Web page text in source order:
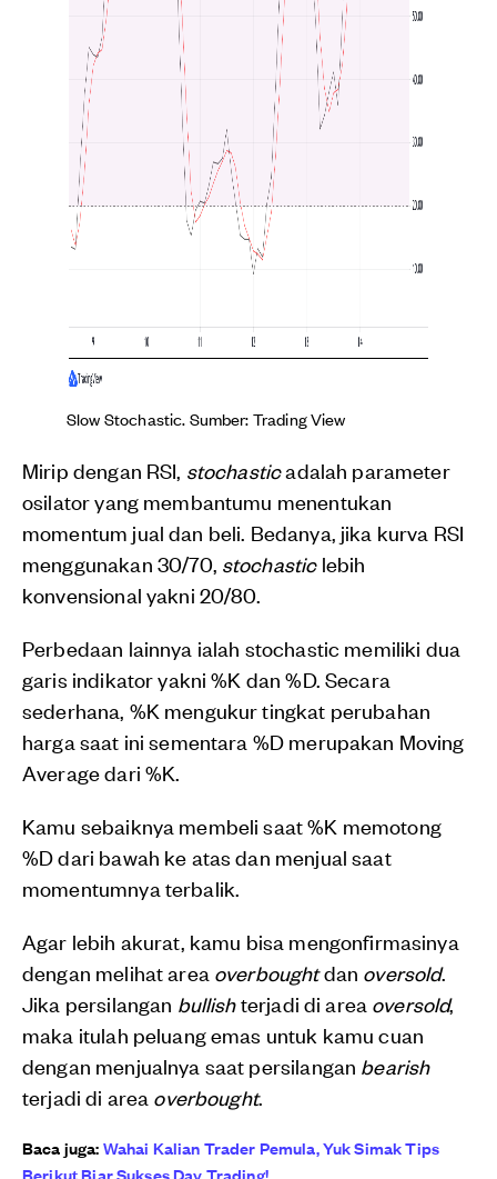
Slow Stochastic. Sumber: Trading View
Mirip dengan RSI, stochasticadalah parameter
osilator yang membantumu menentukan
momentum jual dan beli. Bedanya, jika kurva RSI
menggunakan 30/70, stochasticlebih
konvensional yakni 20/80.
Perbedaan lainnya ialah stochastic memiliki dua
garis indikator yakni %K dan %D. Secara
sederhana, %K mengukur tingkat perubahan
harga saat ini sementara %D merupakan Moving
Average dari %K.
Kamu sebaiknya membeli saat %K memotong
%D dari bawah ke atas dan menjual saat
momentumnya terbalik.
Agar lebih akurat, kamu bisa mengonfirmasinya
dengan melihat area overboughtdan oversold.
Jika persilangan bullishterjadi di area oversold,
maka itulah peluang emas untuk kamu cuan
dengan menjualnya saat persilangan bearish
terjadi di area overbought.
Baca juga:Wahai Kalian Trader Pemula, Yuk Simak Tips